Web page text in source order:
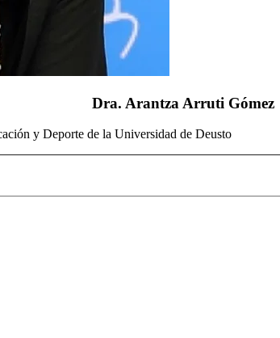
Dra. Arantza Arruti Gómez
y Deporte de la Universidad de Deusto